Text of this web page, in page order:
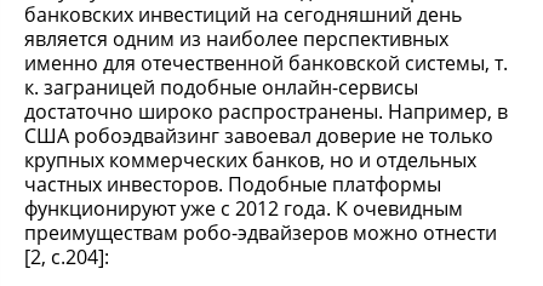
банковских инвестиций на сегодняшний день
является одним из наиболее перспективных
именно для отечественной банковской системы, т.
к. заграницей подобные онлайн-сервисы
достаточно широко распространены. Например, в
США робоэдвайзинг завоевал доверие не только
крупных коммерческих банков, но и отдельных
частных инвесторов. Подобные платформы
функционируют уже с 2012 года. К очевидным
преимуществам робо-эдвайзеров можно отнести
[2, с.204]: